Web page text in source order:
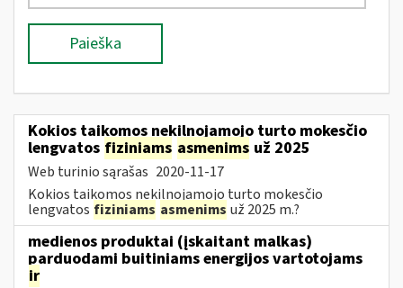
Paieška
Kokios taikomos nekilnojamojo turto mokesčio
lengvatos fiziniams asmenims už 2025
Web turinio sąrašas 2020-11-17
Kokios taikomos nekilnojamojo turto mokesčio
lengvatos fiziniams asmenims už 2025 m.?
medienos produktai (įskaitant malkas)
parduodami buitiniams energijos vartotojams
ir